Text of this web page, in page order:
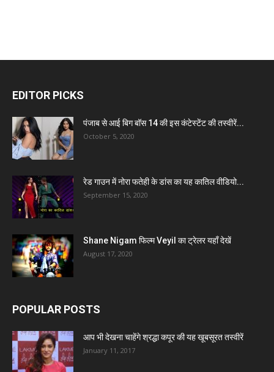
EDITOR PICKS
पंजाब से आई बिग बॉस 14 की इस कंटेस्टेंट की तस्वीरें...
October 5, 2020
रेड गाउन में नोरा फतेही के डांस का यह कातिल वीडियो...
September 15, 2020
Shane Nigam फिल्म Veyil का ट्रेलर यहाँ देखें
August 17, 2020
POPULAR POSTS
आप भी देखना चाहेंगे श्रद्धा कपूर की यह खूबसूरत तस्वीरें
January 11, 2017